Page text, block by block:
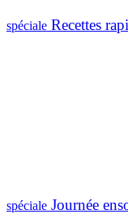
spéciale Recettes
spéciale Journée